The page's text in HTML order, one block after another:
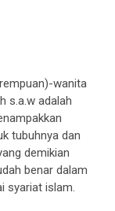
wanita
s.a.w adalah
tubuhnya dan
demikian
benar dalam
syariat islam.